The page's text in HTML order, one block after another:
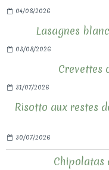
04/08/2026
Lasagnes
03/08/2026
Crevettes
31/07/2026
Risotto aux restes
30/07/2026
Chipolatas